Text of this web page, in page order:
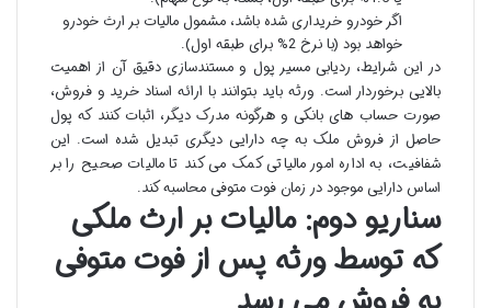
اگر خودرو خریداری شده باشد، مشمول مالیات بر ارث خودرو
خواهد بود (با نرخ 2% برای طبقه اول).
در این شرایط، ردیابی مسیر پول و مستندسازی دقیق آن از اهمیت
بالایی برخوردار است. ورثه باید بتوانند با ارائه اسناد خرید و فروش،
صورت حساب های بانکی و هرگونه مدرک دیگر، اثبات کنند که پول
حاصل از فروش ملک به چه دارایی دیگری تبدیل شده است. این
شفافیت، به اداره امور مالیاتی کمک می کند تا مالیات صحیح را بر
اساس دارایی موجود در زمان فوت متوفی محاسبه کند.
سناریو دوم: مالیات بر ارث ملکی
که توسط ورثه پس از فوت متوفی